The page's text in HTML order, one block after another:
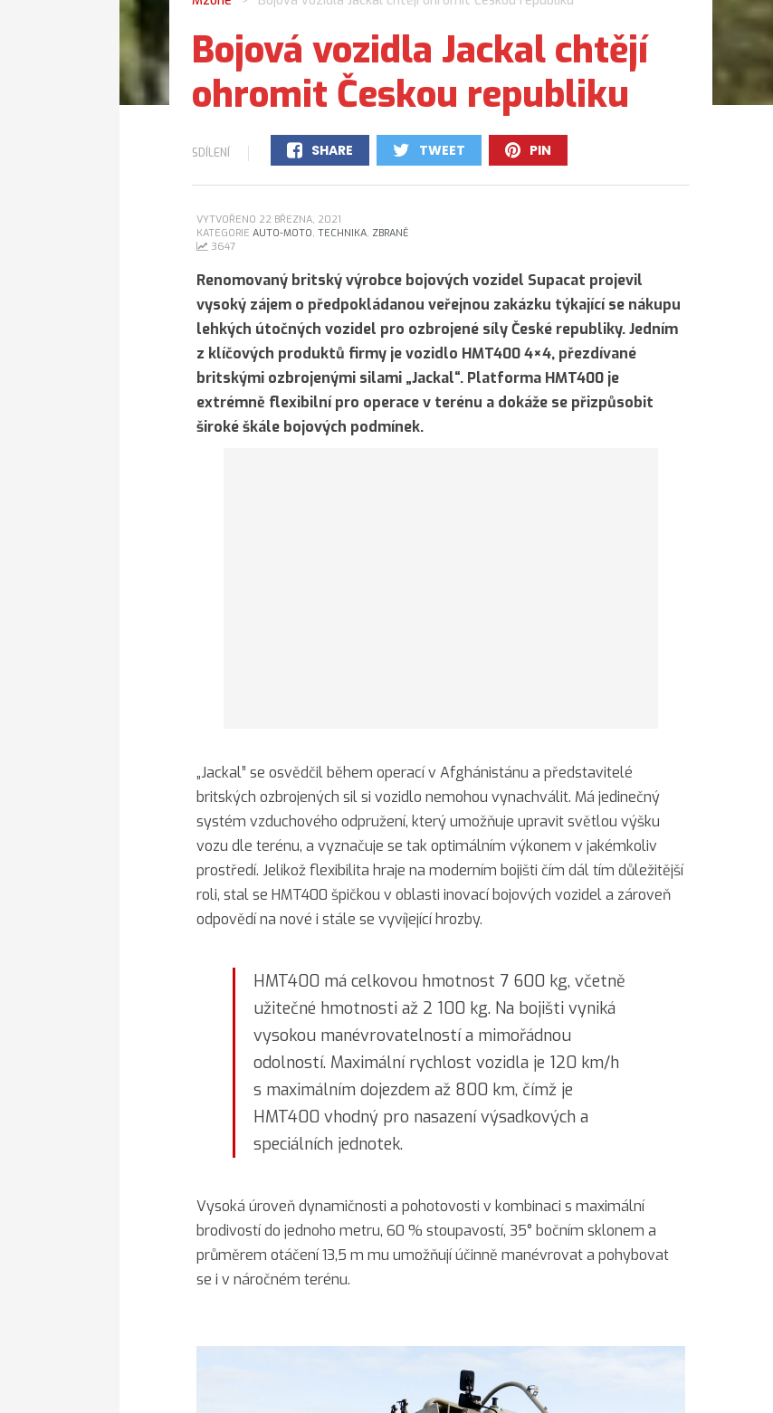
Bojová vozidla Jackal chtějí
ohromit Českou republiku
SDÍLENÍ
SHARE
0
TWEET
0
PIN
0
VYTVOŘENO 22 BŘEZNA, 2021
KATEGORIE AUTO-MOTO, TECHNIKA, ZBRANĚ
3647
Renomovaný britský výrobce bojových vozidel Supacat projevil
vysoký zájem o předpokládanou veřejnou zakázku týkající se nákupu
lehkých útočných vozidel pro ozbrojené síly České republiky. Jedním
z klíčových produktů firmy je vozidlo HMT400 4×4, přezdívané
britskými ozbrojenými silami „Jackal“. Platforma HMT400 je
extrémně flexibilní pro operace v terénu a dokáže se přizpůsobit
široké škále bojových podmínek.
„Jackal” se osvědčil během operací v Afghánistánu a představitelé
britských ozbrojených sil si vozidlo nemohou vynachválit. Má jedinečný
systém vzduchového odpružení, který umožňuje upravit světlou výšku
vozu dle terénu, a vyznačuje se tak optimálním výkonem v jakémkoliv
prostředí. Jelikož flexibilita hraje na moderním bojišti čím dál tím důležitější
roli, stal se HMT400 špičkou v oblasti inovací bojových vozidel a zároveň
odpovědí na nové i stále se vyvíjející hrozby.
HMT400 má celkovou hmotnost 7 600 kg, včetně
užitečné hmotnosti až 2 100 kg. Na bojišti vyniká
vysokou manévrovatelností a mimořádnou
odolností. Maximální rychlost vozidla je 120 km/h
s maximálním dojezdem až 800 km, čímž je
HMT400 vhodný pro nasazení výsadkových a
speciálních jednotek.
Vysoká úroveň dynamičnosti a pohotovosti v kombinaci s maximální
brodivostí do jednoho metru, 60 % stoupavostí, 35° bočním sklonem a
průměrem otáčení 13,5 m mu umožňují účinně manévrovat a pohybovat
se i v náročném terénu.